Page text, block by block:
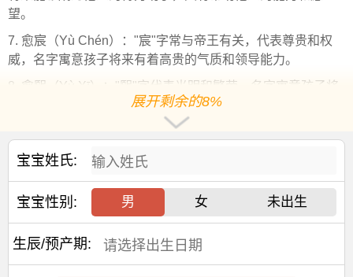
望。
7. 愈宸（Yù Chén）："宸"字常与帝王有关，代表尊贵和权
威，名字寓意孩子将来有着高贵的气质和领导能力。
8. 愈熙（Yù Xī）："熙"字代表光明和繁荣，名字寓意孩子将
来生活充满阳光，事业和家庭都繁荣昌盛。
9. 愈峰（Yù Fēng）："峰"字有山峰之意，代表高大和顶峰，
名字寓意孩子将来能够达到人生的高峰，成就非凡。
来学识渊博，能够在多个领域都有所成就。
在选择名字时，父母可以根据自己的喜好和对孩子的期望来
挑选最合适的字与"愈"字搭配。同时，也要考虑到名字的读
音、书写是否流畅，以及是否有良好的文化内涵和吉祥寓
展开剩余的8%
宝宝姓氏:
宝宝性别: 男 女 未出生
生辰/预产期: